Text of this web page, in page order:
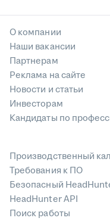
О компании
Наши вакансии
Партнерам
Реклама на сайте
Новости и статьи
Инвесторам
Кандидаты по
Производственный
Требования к ПО
Безопасный
HeadHunter API
Поиск работы